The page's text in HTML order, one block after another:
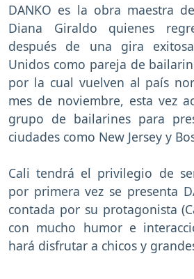
DANKO es la obra maestra
Diana Giraldo quienes
después de una gira
Unidos como pareja de
por la cual vuelven al país
mes de noviembre, esta vez
grupo de bailarines para
ciudades como New Jersey y
Cali tendrá el privilegio de
por primera vez se presenta
contada por su protagonista
con mucho humor e
hará disfrutar a chicos y